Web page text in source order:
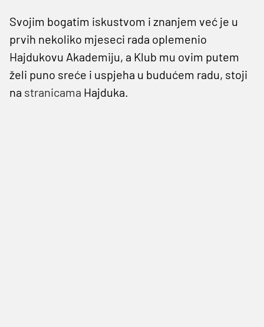
Svojim bogatim iskustvom i znanjem već je u
prvih nekoliko mjeseci rada oplemenio
Hajdukovu Akademiju, a Klub mu ovim putem
želi puno sreće i uspjeha u budućem radu, stoji
na stranicama Hajduka.